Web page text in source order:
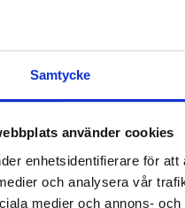
Samtycke
använder cookies
enhetsidentifierare för
och analysera vår
medier och annons-
receptioner, kontor, butiker eller
786